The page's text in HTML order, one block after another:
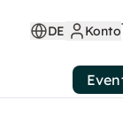
DE Konto